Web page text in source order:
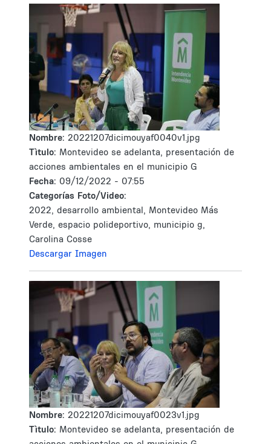
Nombre: 20221207dicimouyaf0040v1.jpg
Tìtulo: Montevideo se adelanta, presentación de
acciones ambientales en el municipio G
Fecha: 09/12/2022 - 07:55
Categorías Foto/Video:
2022, desarrollo ambiental, Montevideo Más
Verde, espacio polideportivo, municipio g,
Carolina Cosse
Descargar Imagen
Nombre: 20221207dicimouyaf0023v1.jpg
Tìtulo: Montevideo se adelanta, presentación de